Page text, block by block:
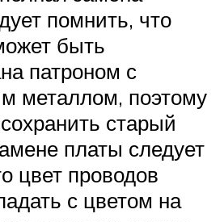
помнить, что
быть
патроном с
металлом, поэтому
старый
платы следует
цвет проводов
с цветом на